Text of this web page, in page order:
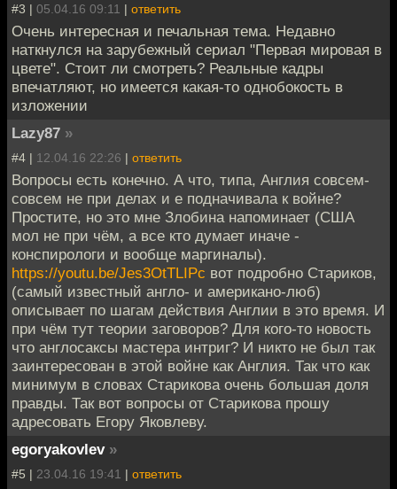
#3 | 05.04.16 09:11 | ответить
Очень интересная и печальная тема. Недавно
наткнулся на зарубежный сериал "Первая мировая в
цвете". Стоит ли смотреть? Реальные кадры
впечатляют, но имеется какая-то однобокость в
изложении
Lazy87 »
#4 | 12.04.16 22:26 | ответить
Вопросы есть конечно. А что, типа, Англия совсем-
совсем не при делах и е подначивала к войне?
Простите, но это мне Злобина напоминает (США
мол не при чём, а все кто думает иначе -
конспирологи и вообще маргиналы).
https://youtu.be/Jes3OtTLIPc вот подробно Стариков,
(самый известный англо- и американо-люб)
описывает по шагам действия Англии в это время. И
при чём тут теории заговоров? Для кого-то новость
что англосаксы мастера интриг? И никто не был так
заинтересован в этой войне как Англия. Так что как
минимум в словах Старикова очень большая доля
правды. Так вот вопросы от Старикова прошу
адресовать Егору Яковлеву.
egoryakovlev »
#5 | 23.04.16 19:41 | ответить